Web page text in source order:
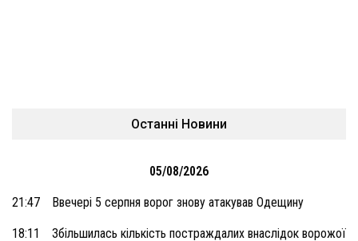
Останні Новини
05/08/2026
21:47 Ввечері 5 серпня ворог знову атакував Одещину
18:11
Збільшилась кількість постраждалих внаслідок ворожої